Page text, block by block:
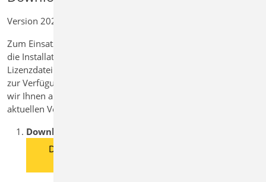
Version 2021.042 vom 07.10.2021
Zum Einsatz der mb WorkSuite 2021 werden
die Installationsroutinen und die individuelle
Lizenzdatei benötigt. Beides wird per E-Mail
zur Verfügung gestellt. An dieser Stelle bieten
wir Ihnen an, den Download auf dem
aktuellen Versionsstand zu wiederholen.
Download
Download ISO-Image der mb